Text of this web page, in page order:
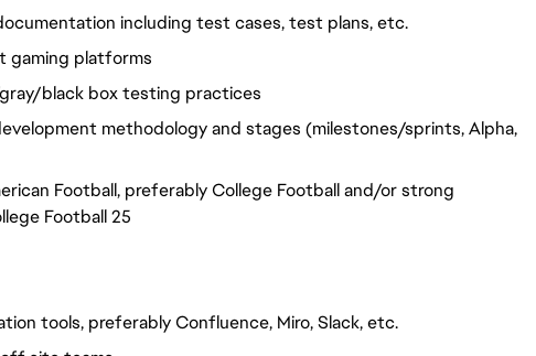
including test cases, test plans, etc.
gaming platforms
black box testing practices
methodology and stages (milestones/sprints, Alpha,
Football, preferably College Football and/or strong
Football 25
tools, preferably Confluence, Miro, Slack, etc.